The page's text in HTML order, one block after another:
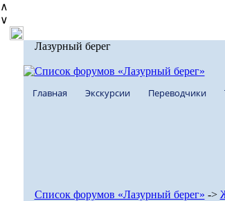
∧
∨
Лазурный берег
Главная Экскурсии Переводчики
Список форумов «Лазурный берег» ->